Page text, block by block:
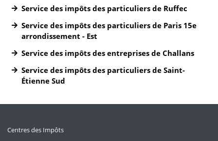
Service des impôts des particuliers de Ruffec
Service des impôts des particuliers de Paris 15e
arrondissement - Est
Service des impôts des entreprises de Challans
Service des impôts des particuliers de Saint-
Étienne Sud
Centres des Impôts